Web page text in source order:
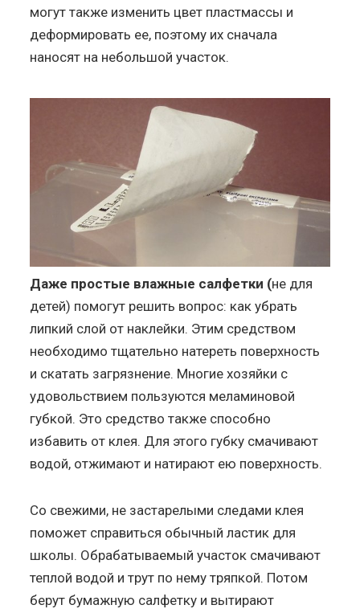
могут также изменить цвет пластмассы и
деформировать ее, поэтому их сначала
наносят на небольшой участок.
Даже простые влажные салфетки (не для
детей) помогут решить вопрос: как убрать
липкий слой от наклейки. Этим средством
необходимо тщательно натереть поверхность
и скатать загрязнение. Многие хозяйки с
удовольствием пользуются меламиновой
губкой. Это средство также способно
избавить от клея. Для этого губку смачивают
водой, отжимают и натирают ею поверхность.
Со свежими, не застарелыми следами клея
поможет справиться обычный ластик для
школы. Обрабатываемый участок смачивают
теплой водой и трут по нему тряпкой. Потом
берут бумажную салфетку и вытирают